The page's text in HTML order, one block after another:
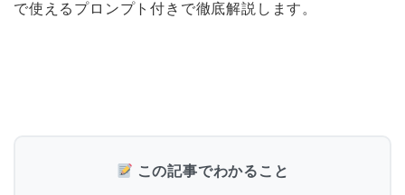
で使えるプロンプト付きで徹底解説します。
この記事でわかること